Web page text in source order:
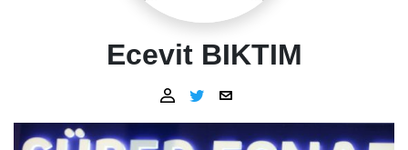
Ecevit BIKTIM